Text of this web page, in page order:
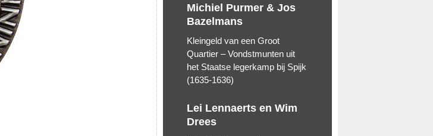
Michiel Purmer & Jos
Bazelmans
Kleingeld van een Groot
Quartier – Vondstmunten uit
het Staatse legerkamp bij Spijk
(1635-1636)
Lei Lennaerts en Wim
Drees